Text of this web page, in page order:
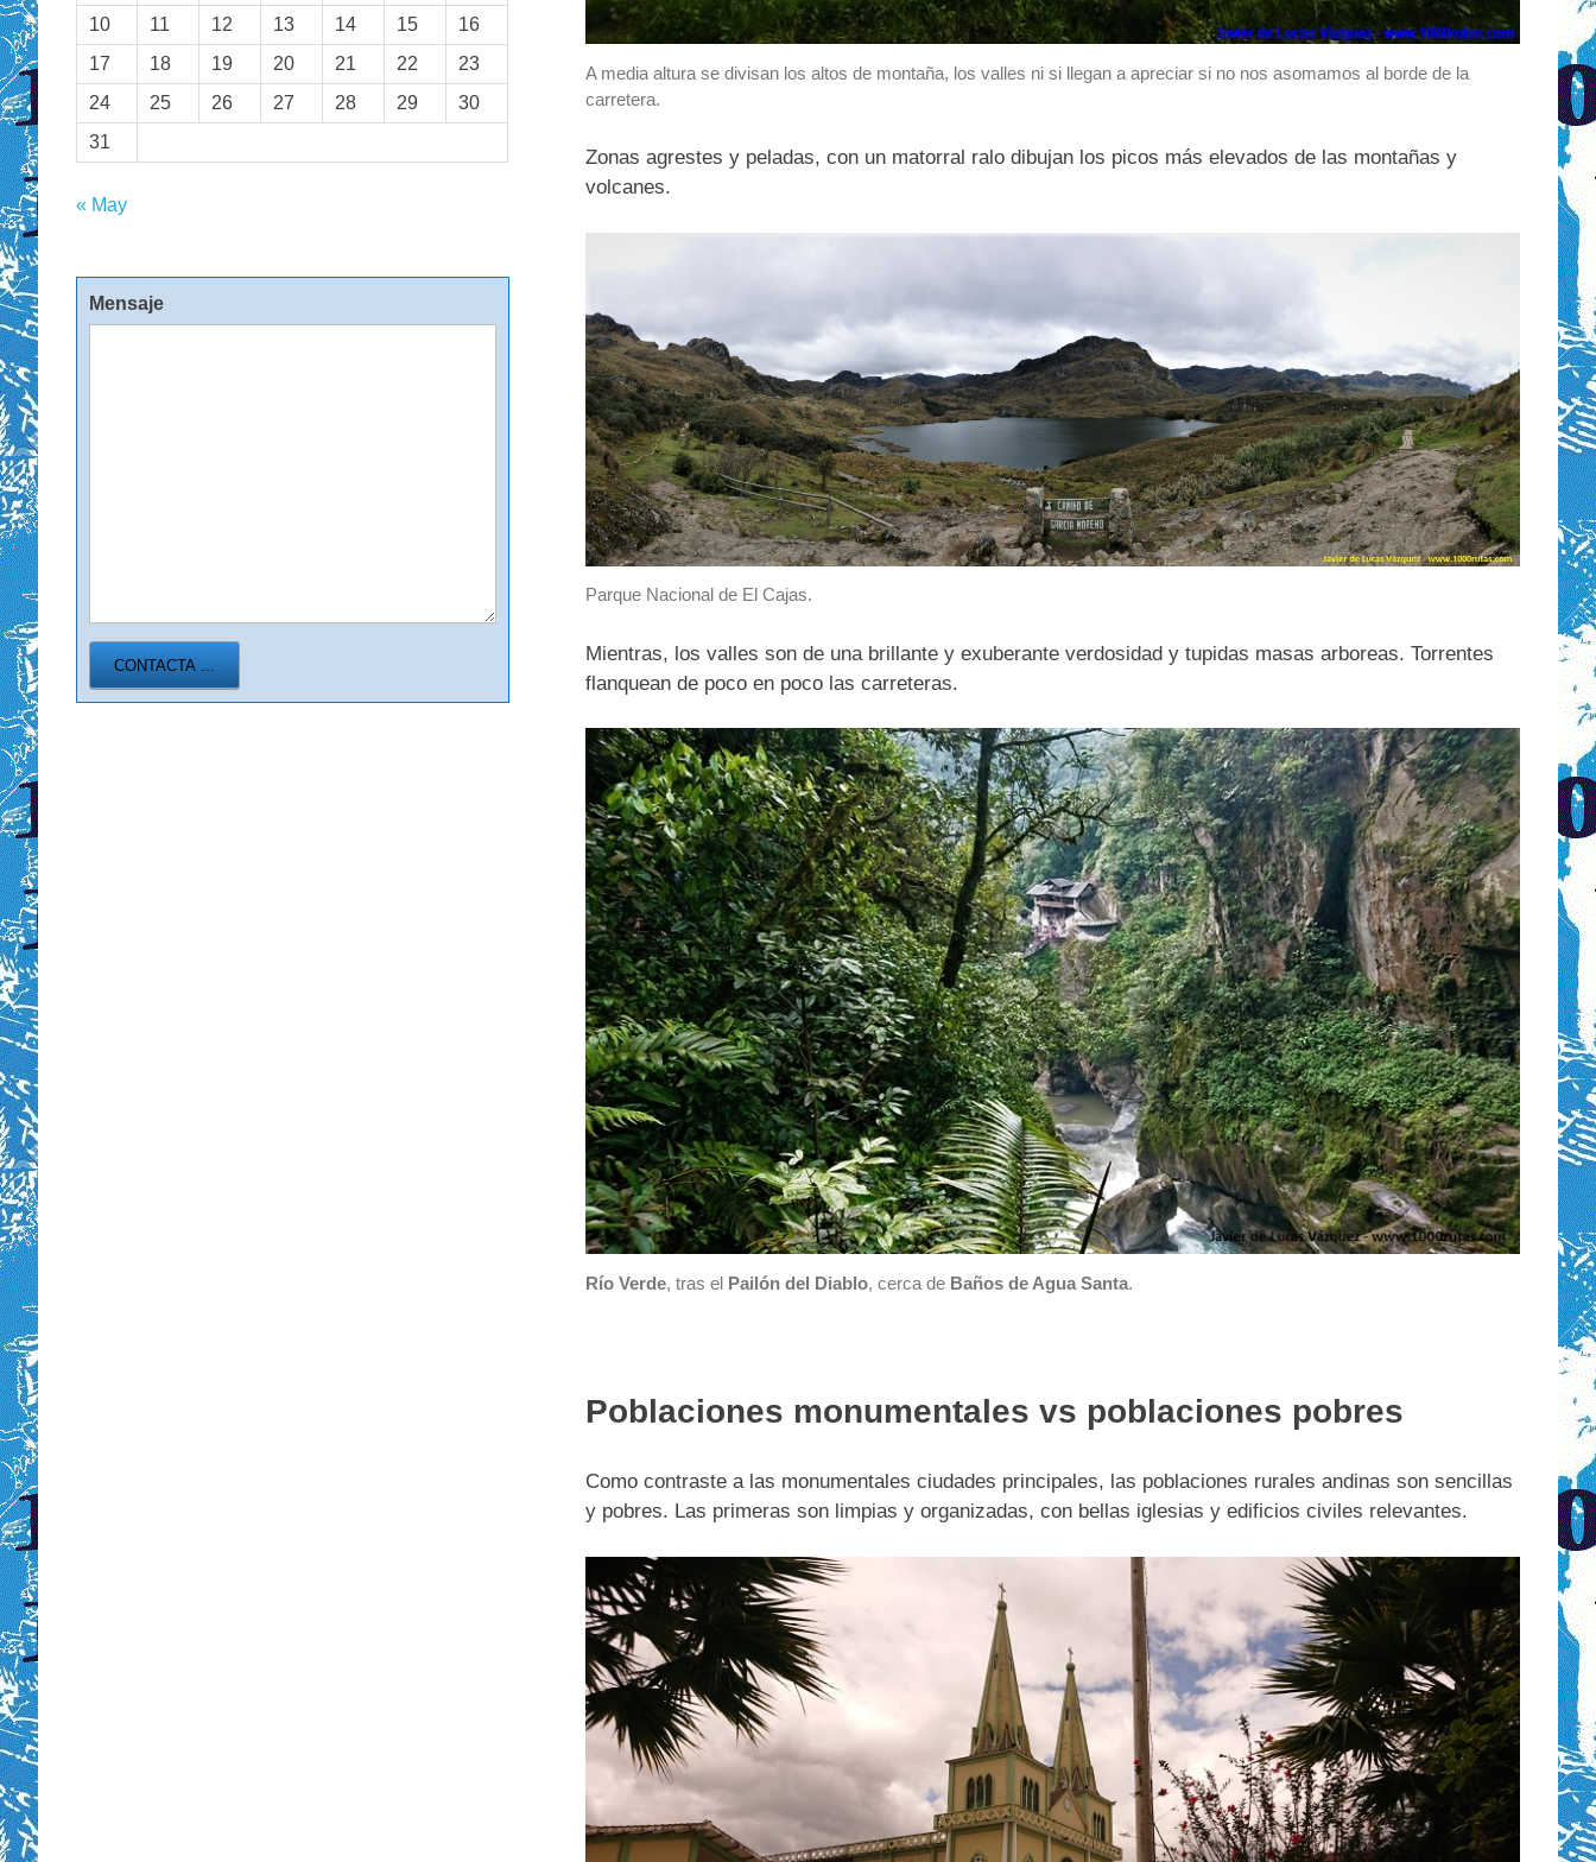
A media altura se divisan los altos de montaña, los valles ni si llegan a apreciar si no nos asomamos al borde de la
carretera.
Zonas agrestes y peladas, con un matorral ralo dibujan los picos más elevados de las montañas y
volcanes.
Parque Nacional de El Cajas.
Mientras, los valles son de una brillante y exuberante verdosidad y tupidas masas arboreas. Torrentes
flanquean de poco en poco las carreteras.
Río Verde, tras el Pailón del Diablo, cerca de Baños de Agua Santa.
Poblaciones monumentales vs poblaciones pobres
Como contraste a las monumentales ciudades principales, las poblaciones rurales andinas son sencillas
y pobres. Las primeras son limpias y organizadas, con bellas iglesias y edificios civiles relevantes.
10
11 12 13 14 15
16
17
18 19 20 21 22
23
24
25 26 27 28 29
30
31
« May
Mensaje
CONTACTA ...